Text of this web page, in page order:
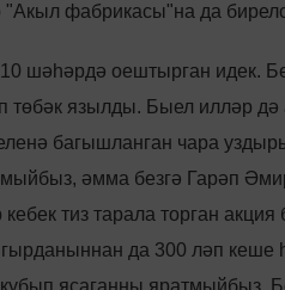
"Акыл фабрикасы"на да
шәһәрдә оештырган идек.
төбәк язылды. Быел илләр
багышланган чара
әмма безгә Гарәп
тиз тарала торган
да 300 ләп кеше
кубып ясаганны